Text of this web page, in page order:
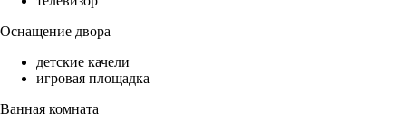
Оснащение двора
детские качели
игровая площадка
Ванная комната